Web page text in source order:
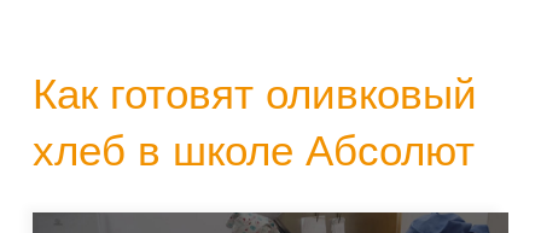
Как готовят оливковый
хлеб в школе Абсолют